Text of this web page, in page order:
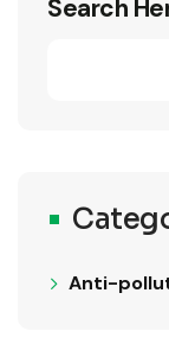
Search
Anti-